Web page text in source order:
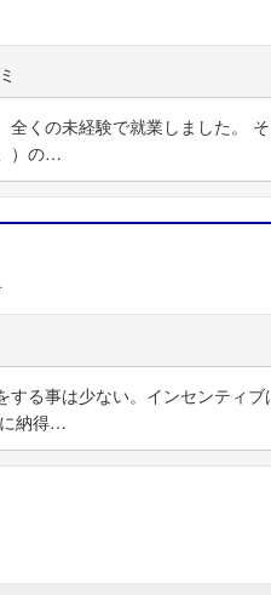
くの未経験で就業しました。
）の…
る事は少ない。インセンティブ
納得…